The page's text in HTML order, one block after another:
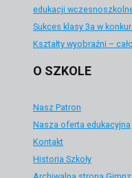
edukacji
Sukces klasy 3a w
Kształty wyobraźni –
O SZKOLE
Nasz Patron
Nasza oferta edukacyjna
Kontakt
Historia Szkoły